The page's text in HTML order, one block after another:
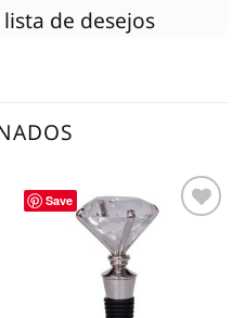
de desejos
Save